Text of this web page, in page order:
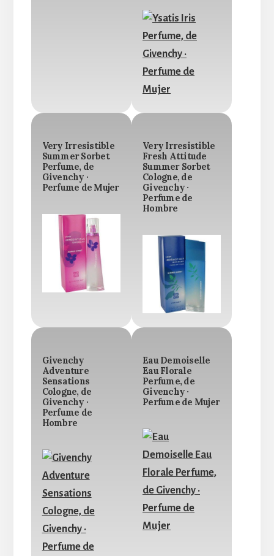
Very Irresistible
Summer Sorbet
Perfume, de
Givenchy ·
Perfume de Mujer
Very Irresistible
Fresh Attitude
Summer Sorbet
Cologne, de
Givenchy ·
Perfume de
Hombre
Givenchy
Adventure
Sensations
Cologne, de
Givenchy ·
Perfume de
Hombre
Eau Demoiselle
Eau Florale
Perfume, de
Givenchy ·
Perfume de Mujer